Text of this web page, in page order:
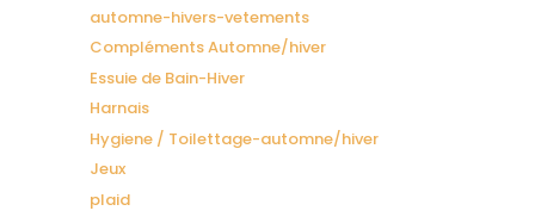
automne-hivers-vetements
Compléments Automne/hiver
Essuie de Bain-Hiver
Harnais
Hygiene / Toilettage-automne/hiver
Jeux
plaid